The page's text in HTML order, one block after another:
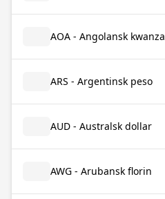
AOA - Angolansk kwanza
ARS - Argentinsk peso
AUD - Australsk dollar
AWG - Arubansk florin